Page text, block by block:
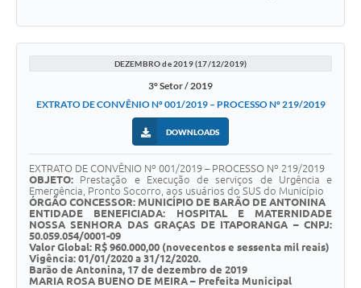
DEZEMBRO de 2019 (17/12/2019)
3° Setor / 2019
EXTRATO DE CONVÊNIO Nº 001/2019 – PROCESSO Nº 219/2019
DOWNLOADS
EXTRATO DE CONVÊNIO Nº 001/2019 – PROCESSO Nº 219/2019
OBJETO: Prestação e Execução de serviços de Urgência e
Emergência, Pronto Socorro, aos usuários do SUS do Município
ÓRGÃO CONCESSOR: MUNICÍPIO DE BARÃO DE ANTONINA
ENTIDADE BENEFICIADA: HOSPITAL E MATERNIDADE
NOSSA SENHORA DAS GRAÇAS DE ITAPORANGA – CNPJ:
50.059.054/0001-09
Valor Global: R$ 960.000,00 (novecentos e sessenta mil reais)
Vigência: 01/01/2020 a 31/12/2020.
Barão de Antonina, 17 de dezembro de 2019
MARIA ROSA BUENO DE MEIRA – Prefeita Municipal